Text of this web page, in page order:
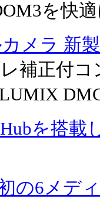
を快
メラ 新
補正付コ
を搭載
の6メデ